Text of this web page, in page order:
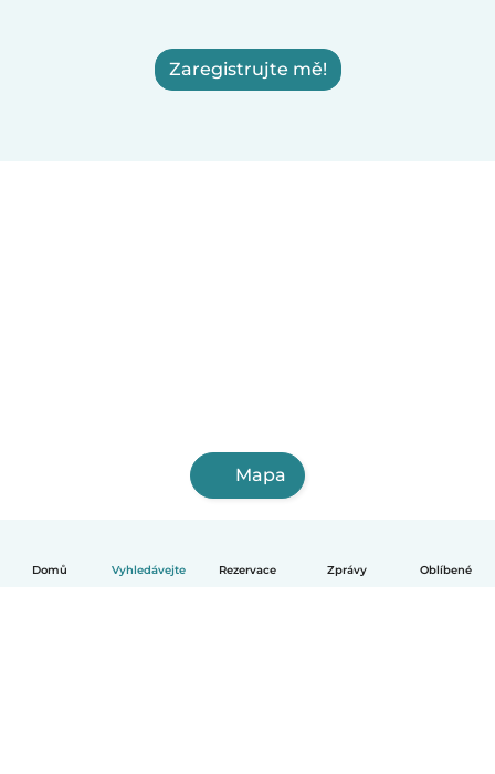
Domů Vyhledávejte Rezervace Zprávy Oblíbené
Zaregistrujte mě!
Mapa